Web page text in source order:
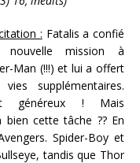
: Fatalis a confié
nouvelle mission à
Man (!!!) et lui a offert
supplémentaires.
généreux ! Mais
cette tâche ?? En
Spider-Boy et
tandis que Thor